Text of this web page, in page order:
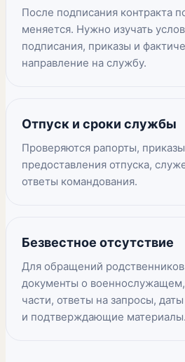
После подписания контракта
меняется. Нужно изучать
подписания, приказы и
направление на службу.
Отпуск и сроки службы
Проверяются рапорты,
предоставления отпуска,
ответы командования.
Безвестное отсутствие
Для обращений
документы о
части, ответы на запросы,
и подтверждающие материалы.